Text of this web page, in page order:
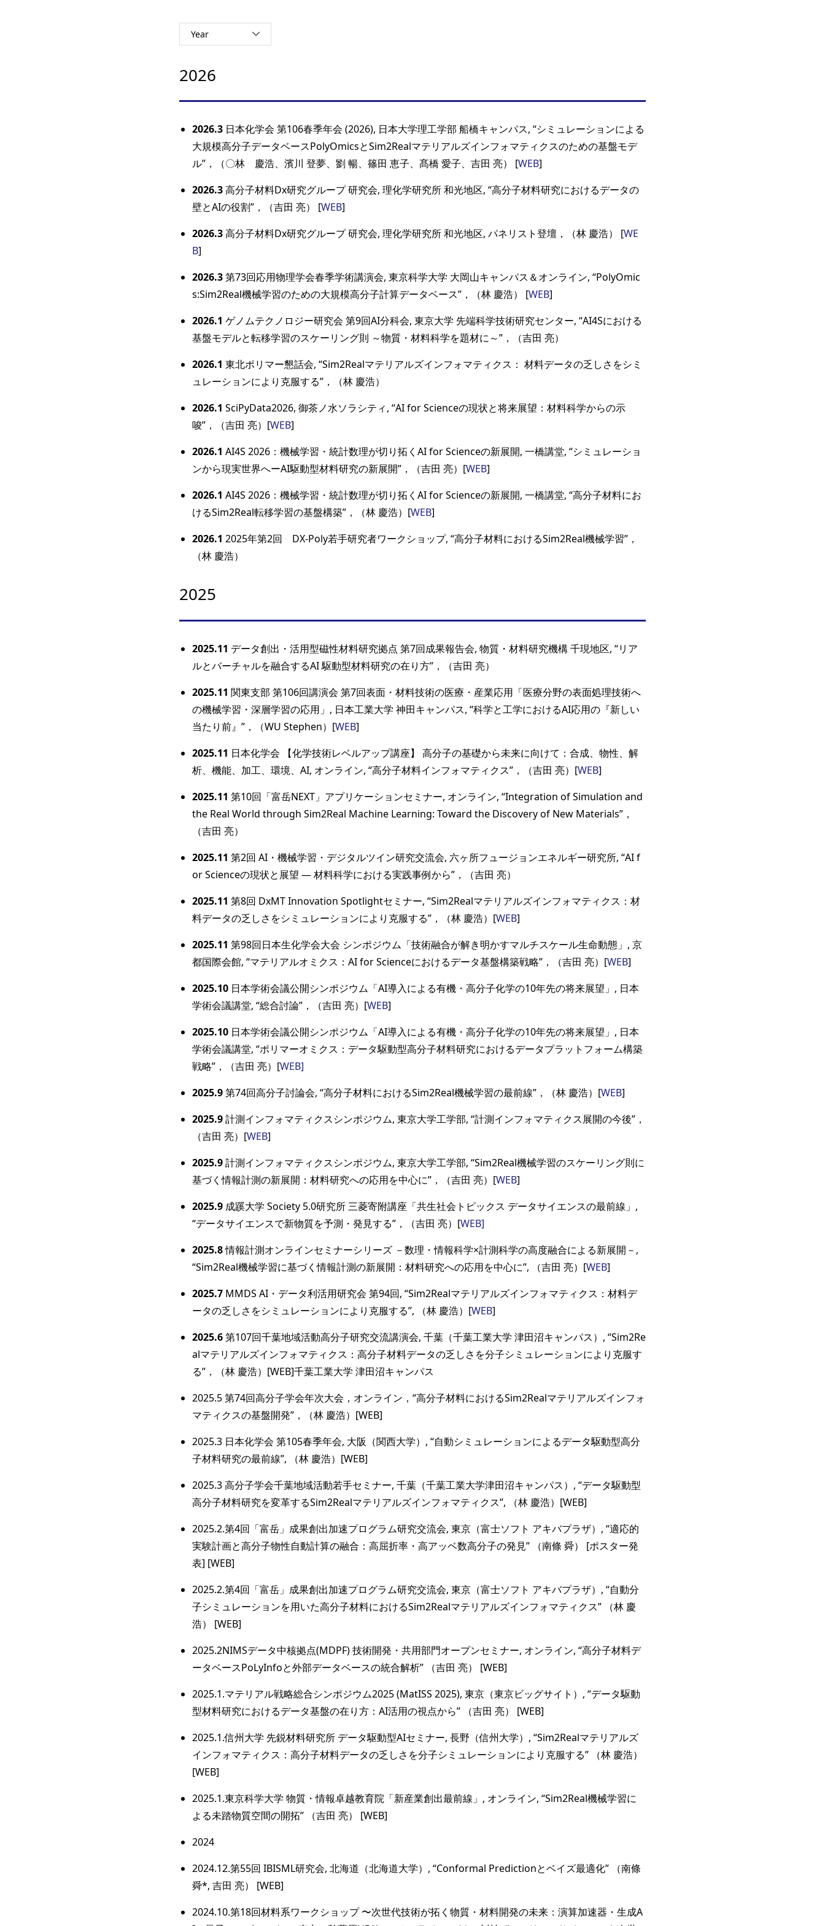
Year
2026
2026.3日本化学会 第106春季年会 (2026), 日本大学理工学部 船橋キャンパス, “シミュレーションによる
大規模高分子データベースPolyOmicsとSim2Realマテリアルズインフォマティクスのための基盤モデ
ル”，（〇林 慶浩、濱川 登夢、劉 暢、篠田 恵子、髙橋 愛子、吉田 亮） [WEB]
2026.3高分子材料Dx研究グループ 研究会, 理化学研究所 和光地区, “高分子材料研究におけるデータの
壁とAIの役割”，（吉田 亮） [WEB]
2026.3高分子材料Dx研究グループ 研究会, 理化学研究所 和光地区, パネリスト登壇，（林 慶浩） [WE
B]
2026.3第73回応用物理学会春季学術講演会, 東京科学大学 大岡山キャンパス＆オンライン, “PolyOmic
s:Sim2Real機械学習のための大規模高分子計算データベース”，（林 慶浩） [WEB]
2026.1 ゲノムテクノロジー研究会 第9回AI分科会, 東京大学 先端科学技術研究センター, “AI4Sにおける
基盤モデルと転移学習のスケーリング則 ～物質・材料科学を題材に～”，（吉田 亮）
2026.1 東北ポリマー懇話会, “Sim2Realマテリアルズインフォマティクス： 材料データの乏しさをシミ
ュレーションにより克服する”，（林 慶浩）
2026.1 SciPyData2026, 御茶ノ水ソラシティ, “AI for Scienceの現状と将来展望：材料科学からの示
唆”，（吉田 亮）[WEB]
2026.1 AI4S 2026：機械学習・統計数理が切り拓くAI for Scienceの新展開, 一橋講堂, “シミュレーショ
ンから現実世界へーAI駆動型材料研究の新展開”，（吉田 亮）[WEB]
2026.1 AI4S 2026：機械学習・統計数理が切り拓くAI for Scienceの新展開, 一橋講堂, “高分子材料にお
けるSim2Real転移学習の基盤構築”，（林 慶浩）[WEB]
2026.1 2025年第2回 DX-Poly若手研究者ワークショップ, “高分子材料におけるSim2Real機械学習”，
（林 慶浩）
2025
2025.11 データ創出・活用型磁性材料研究拠点 第7回成果報告会, 物質・材料研究機構 千現地区, “リア
ルとバーチャルを融合するAI 駆動型材料研究の在り方”，（吉田 亮）
2025.11 関東支部 第106回講演会 第7回表面・材料技術の医療・産業応用「医療分野の表面処理技術へ
の機械学習・深層学習の応用」, 日本工業大学 神田キャンパス, “科学と工学におけるAI応用の『新しい
当たり前』”，（WU Stephen）[WEB]
2025.11 日本化学会 【化学技術レベルアップ講座】 高分子の基礎から未来に向けて：合成、物性、解
析、機能、加工、環境、AI, オンライン, “高分子材料インフォマティクス”，（吉田 亮）[WEB]
2025.11 第10回「富岳NEXT」アプリケーションセミナー, オンライン, “Integration of Simulation and
the Real World through Sim2Real Machine Learning: Toward the Discovery of New Materials”，
（吉田 亮）
2025.11 第2回 AI・機械学習・デジタルツイン研究交流会, 六ヶ所フュージョンエネルギー研究所, “AI f
or Scienceの現状と展望 ― 材料科学における実践事例から”，（吉田 亮）
2025.11 第8回 DxMT Innovation Spotlightセミナー, “Sim2Realマテリアルズインフォマティクス：材
料データの乏しさをシミュレーションにより克服する”，（林 慶浩）[WEB]
2025.11 第98回日本生化学会大会 シンポジウム「技術融合が解き明かすマルチスケール生命動態」, 京
都国際会館, “マテリアルオミクス：AI for Scienceにおけるデータ基盤構築戦略”，（吉田 亮）[WEB]
2025.10日本学術会議公開シンポジウム「AI導入による有機・高分子化学の10年先の将来展望」, 日本
学術会議講堂, “総合討論”，（吉田 亮）[WEB]
2025.10日本学術会議公開シンポジウム「AI導入による有機・高分子化学の10年先の将来展望」, 日本
学術会議講堂, “ポリマーオミクス：データ駆動型高分子材料研究におけるデータプラットフォーム構築
戦略”，（吉田 亮）[WEB]
2025.9第74回高分子討論会, “高分子材料におけるSim2Real機械学習の最前線”，（林 慶浩）[WEB]
2025.9計測インフォマティクスシンポジウム, 東京大学工学部, “計測インフォマティクス展開の今後”，
（吉田 亮）[WEB]
2025.9計測インフォマティクスシンポジウム, 東京大学工学部, “Sim2Real機械学習のスケーリング則に
基づく情報計測の新展開：材料研究への応用を中心に”，（吉田 亮）[WEB]
2025.9成蹊大学 Society 5.0研究所 三菱寄附講座「共生社会トピックス データサイエンスの最前線」,
“データサイエンスで新物質を予測・発見する”，（吉田 亮）[WEB]
2025.8情報計測オンラインセミナーシリーズ －数理・情報科学×計測科学の高度融合による新展開－,
“Sim2Real機械学習に基づく情報計測の新展開：材料研究への応用を中心に”, （吉田 亮）[WEB]
2025.7MMDS AI・データ利活用研究会 第94回, “Sim2Realマテリアルズインフォマティクス：材料デ
ータの乏しさをシミュレーションにより克服する”, （林 慶浩）[WEB]
2025.6第107回千葉地域活動高分子研究交流講演会, 千葉（千葉工業大学 津田沼キャンパス）, “Sim2Re
alマテリアルズインフォマティクス：高分子材料データの乏しさを分子シミュレーションにより克服す
る”，（林 慶浩）[WEB]千葉工業大学 津田沼キャンパス
2025.5 第74回高分子学会年次大会，オンライン，“高分子材料におけるSim2Realマテリアルズインフォ
マティクスの基盤開発”，（林 慶浩）[WEB]
2025.3 日本化学会 第105春季年会, 大阪（関西大学）, “自動シミュレーションによるデータ駆動型高分
子材料研究の最前線”, （林 慶浩）[WEB]
2025.3 高分子学会千葉地域活動若手セミナー, 千葉（千葉工業大学津田沼キャンパス）, “データ駆動型
高分子材料研究を変革するSim2Realマテリアルズインフォマティクス”, （林 慶浩）[WEB]
2025.2.第4回「富岳」成果創出加速プログラム研究交流会, 東京（富士ソフト アキバプラザ）, “適応的
実験計画と高分子物性自動計算の融合：高屈折率・高アッベ数高分子の発見” （南條 舜） [ポスター発
表] [WEB]
2025.2.第4回「富岳」成果創出加速プログラム研究交流会, 東京（富士ソフト アキバプラザ）, “自動分
子シミュレーションを用いた高分子材料におけるSim2Realマテリアルズインフォマティクス” （林 慶
浩） [WEB]
2025.2NIMSデータ中核拠点(MDPF) 技術開発・共用部門オープンセミナー, オンライン, “高分子材料デ
ータベースPoLyInfoと外部データベースの統合解析” （吉田 亮） [WEB]
2025.1.マテリアル戦略総合シンポジウム2025 (MatISS 2025), 東京（東京ビッグサイト）, “データ駆動
型材料研究におけるデータ基盤の在り方：AI活用の視点から” （吉田 亮） [WEB]
2025.1.信州大学 先鋭材料研究所 データ駆動型AIセミナー, 長野（信州大学）, “Sim2Realマテリアルズ
インフォマティクス：高分子材料データの乏しさを分子シミュレーションにより克服する” （林 慶浩）
[WEB]
2025.1.東京科学大学 物質・情報卓越教育院「新産業創出最前線」, オンライン, “Sim2Real機械学習に
よる未踏物質空間の開拓” （吉田 亮） [WEB]
2024
2024.12.第55回 IBISML研究会, 北海道（北海道大学）, “Conformal Predictionとベイズ最適化” （南條
舜*, 吉田 亮） [WEB]
2024.10.第18回材料系ワークショップ 〜次世代技術が拓く物質・材料開発の未来：演算加速器・生成A